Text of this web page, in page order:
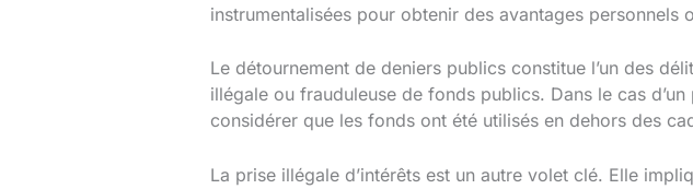
instrumentalisées pour obtenir des avantages
Le détournement de deniers publics constitue l’un des
illégale ou frauduleuse de fonds publics. Dans le cas
considérer que les fonds ont été utilisés en dehors des
La prise illégale d’intérêts est un autre volet clé. Elle